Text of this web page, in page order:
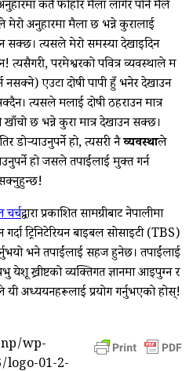
कतै फोहोर मैला लागेर पनि मैले
अनुहारमा मैला छ भन्ने कुरालाई
सक्छ। त्यसले मेरो समस्या देखाइदिन
परमेश्वरको पवित्र व्यवस्थाले म
नसक्‍ने) एउटा दोषी पापी हुँ भनेर देखाउन
त्यसले मलाई दोषी ठहराउन मात्र
छ भन्ने कुरा मात्र देखाउन सक्छ।
डोर्‍याउनुपर्ने हो, त्यसरी नैव्यवस्थाले
हो जसले तपाईंलाई मुक्त गर्न
चर्चद्वारा प्रकाशित सामग्रीबाट नेपालीमा
ट्रिनिटेरियन बाइबल सोसाइटी (TBS)
गर्नुभयो भने तपाईंलाई सहज हुनेछ। तपाईंलाई
येशू ख्रीष्टको व्यक्तिगत ज्ञानमा आइपुग्न र
अध्ययनहरूलाई प्रयोग गर्नुभएको होस्!
wp-
logo-01-2-